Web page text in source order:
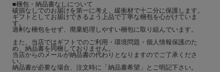
■梱包・納品書なしについて
破損なしでのお届けを第一に考え、緩衝材で十二分に保護します。
ギフトとしてお届けできるよう上品で丁寧な梱包を心がけていま
す。
過剰な梱包をせず、廃棄処理しやすい梱包に取り組んでいます。
また、当店ではギフトでのご利用・環境問題・個人情報保護のた
め、納品書を同梱しておりません。
当店からのメールが納品書の代わりとなりますのでご了承くださ
い。
納品書が必要な場合、注文時に「納品書希望」とご明記下さい。